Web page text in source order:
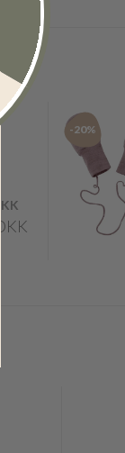
DKK
-20%